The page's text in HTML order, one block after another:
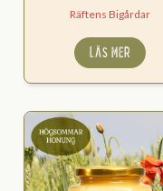
Räftens Bigårdar
LÄS MER